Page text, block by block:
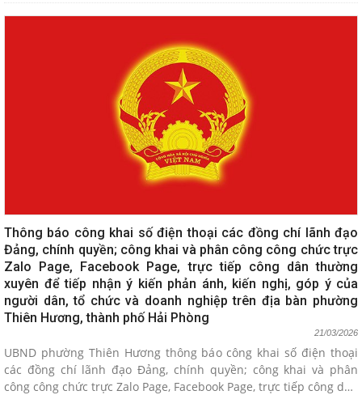
Thông báo công khai số điện thoại các đồng chí lãnh đạo
Đảng, chính quyền; công khai và phân công công chức trực
Zalo Page, Facebook Page, trực tiếp công dân thường
xuyên để tiếp nhận ý kiến phản ánh, kiến nghị, góp ý của
người dân, tổ chức và doanh nghiệp trên địa bàn phường
Thiên Hương, thành phố Hải Phòng
21/03/2026
UBND phường Thiên Hương thông báo công khai số điện thoại
các đồng chí lãnh đạo Đảng, chính quyền; công khai và phân
công công chức trực Zalo Page, Facebook Page, trực tiếp công dân